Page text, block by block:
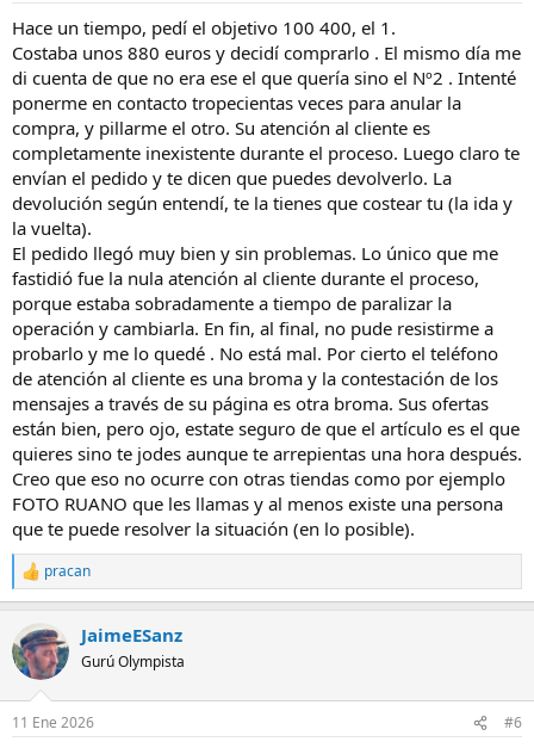
Hace un tiempo, pedí el objetivo 100 400, el 1.
Costaba unos 880 euros y decidí comprarlo . El mismo día me
di cuenta de que no era ese el que quería sino el Nº2 . Intenté
ponerme en contacto tropecientas veces para anular la
compra, y pillarme el otro. Su atención al cliente es
completamente inexistente durante el proceso. Luego claro te
envían el pedido y te dicen que puedes devolverlo. La
devolución según entendí, te la tienes que costear tu (la ida y
la vuelta).
El pedido llegó muy bien y sin problemas. Lo único que me
fastidió fue la nula atención al cliente durante el proceso,
porque estaba sobradamente a tiempo de paralizar la
operación y cambiarla. En fin, al final, no pude resistirme a
probarlo y me lo quedé . No está mal. Por cierto el teléfono
de atención al cliente es una broma y la contestación de los
mensajes a través de su página es otra broma. Sus ofertas
están bien, pero ojo, estate seguro de que el artículo es el que
quieres sino te jodes aunque te arrepientas una hora después.
Creo que eso no ocurre con otras tiendas como por ejemplo
FOTO RUANO que les llamas y al menos existe una persona
que te puede resolver la situación (en lo posible).
R
e
c
c
i
e
pracan
JaimeESanz
Gurú Olympista
11 Ene 2026 #6